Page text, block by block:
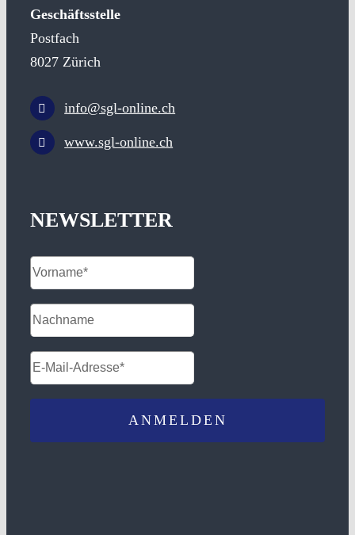
Geschäftsstelle
Postfach
8027 Zürich
info@sgl-online.ch
www.sgl-online.ch
NEWSLETTER